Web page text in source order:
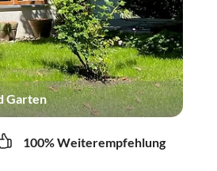
Garten
100% Weiterempfehlung